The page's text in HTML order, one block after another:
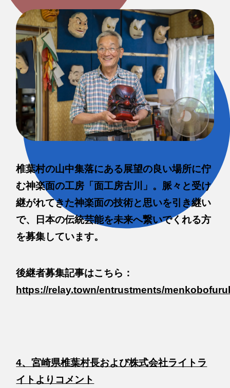
椎葉村の山中集落にある展望の良い場所に佇
む神楽面の工房「面工房古川」。脈々と受け
継がれてきた神楽面の技術と思いを引き継い
で、日本の伝統芸能を未来へ繋いでくれる方
を募集しています。
後継者募集記事はこちら：
https://relay.town/entrustments/
4、宮崎県椎葉村長および株式会社ライトラ
イトよりコメント